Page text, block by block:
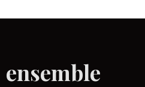
ensemble